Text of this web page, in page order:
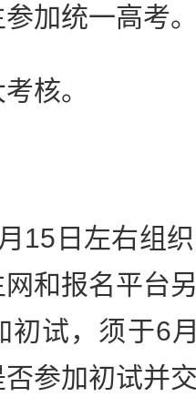
加统一高考
核。
日左右组织
和报名平台
初试，须于6
参加初试并